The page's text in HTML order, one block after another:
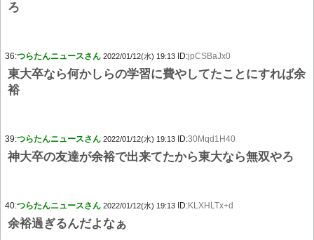
ろ
36:つらたんニュースさん 2022/01/12(水) 19:13 ID:jpCSBaJx0
東大卒なら何かしらの学習に費やしてたことにすれば余
裕
39:つらたんニュースさん 2022/01/12(水) 19:13 ID:30Mqd1H40
神大卒の友達が余裕で出来てたから東大なら無双やろ
40:つらたんニュースさん 2022/01/12(水) 19:13 ID:KLXHLTx+d
余裕過ぎるんだよなぁ